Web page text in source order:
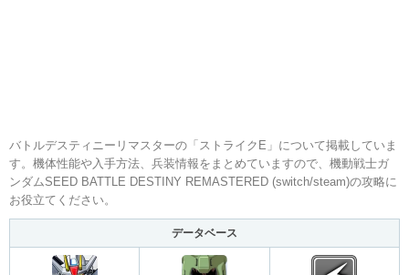
バトルデスティニーリマスターの「ストライクE」について掲載していま
す。機体性能や入手方法、兵装情報をまとめていますので、機動戦士ガ
ンダムSEED BATTLE DESTINY REMASTERED (switch/steam)の攻略に
お役立てください。
データベース